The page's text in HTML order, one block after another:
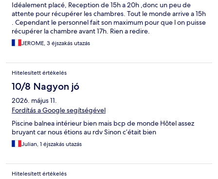
Idéalement placé, Reception de 15h a 20h ,donc un peu de
attente pour récupérer les chambres. Tout le monde arrive a 15h
. Cependant le personnel fait son maximum pour que l on puisse
récupérer la chambre avant 17h. Rien a redire.
JEROME, 3 éjszakás utazás
Hitelesített értékelés
10/8 Nagyon jó
2026. május 11.
Fordítás a Google segítségével
Piscine balnea intérieur bien mais bcp de monde Hôtel assez
bruyant car nous étions au rdv Sinon c’était bien
Julian, 1 éjszakás utazás
Hitelesített értékelés